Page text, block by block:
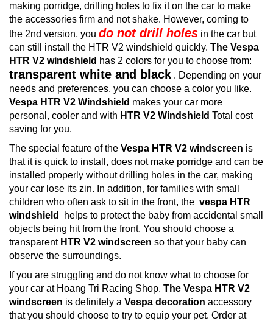
making porridge, drilling holes to fix it on the car to make
the accessories firm and not shake. However, coming to
the 2nd version, you do not drill holes in the car but
can still install the HTR V2 windshield quickly. The Vespa
HTR V2 windshield has 2 colors for you to choose from:
transparent white and black . Depending on your
needs and preferences, you can choose a color you like.
Vespa HTR V2 Windshield makes your car more
personal, cooler and with HTR V2 Windshield Total cost
saving for you.
The special feature of the Vespa HTR V2 windscreen is
that it is quick to install, does not make porridge and can be
installed properly without drilling holes in the car, making
your car lose its zin. In addition, for families with small
children who often ask to sit in the front, the vespa HTR
windshield
helps to protect the baby from accidental small
objects being hit from the front. You should choose a
transparent HTR V2 windscreen so that your baby can
observe the surroundings.
If you are struggling and do not know what to choose for
your car at Hoang Tri Racing Shop. The Vespa HTR V2
windscreen is definitely a Vespa decoration accessory
that you should choose to try to equip your pet. Order at